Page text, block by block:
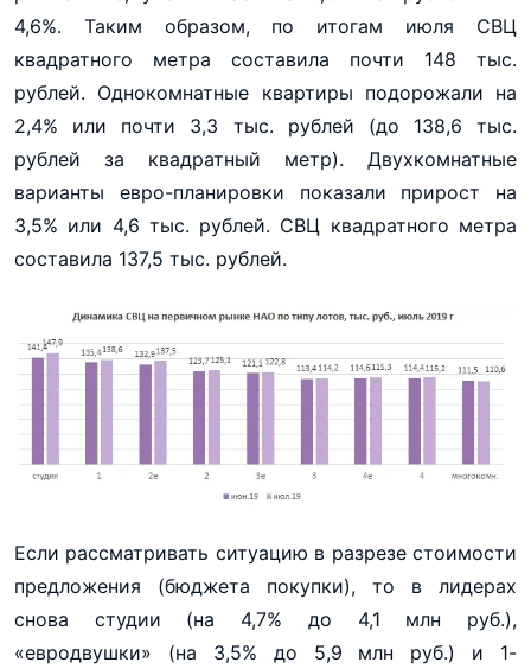
4,6%. Таким образом, по итогам июля СВЦ
квадратного метра составила почти 148 тыс.
рублей. Однокомнатные квартиры подорожали на
2,4% или почти 3,3 тыс. рублей (до 138,6 тыс.
рублей за квадратный метр). Двухкомнатные
варианты евро-планировки показали прирост на
3,5% или 4,6 тыс. рублей. СВЦ квадратного метра
составила 137,5 тыс. рублей.
Если рассматривать ситуацию в разрезе стоимости
предложения (бюджета покупки), то в лидерах
снова студии (на 4,7% до 4,1 млн руб.),
«евродвушки» (на 3,5% до 5,9 млн руб.) и 1-